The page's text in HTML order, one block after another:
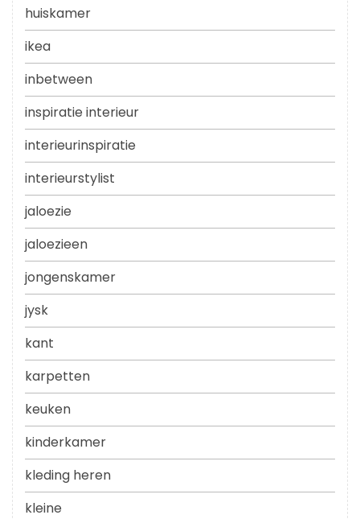
huiskamer
ikea
inbetween
inspiratie interieur
interieurinspiratie
interieurstylist
jaloezie
jaloezieen
jongenskamer
jysk
kant
karpetten
keuken
kinderkamer
kleding heren
kleine